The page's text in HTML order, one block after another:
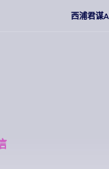
西浦君谋